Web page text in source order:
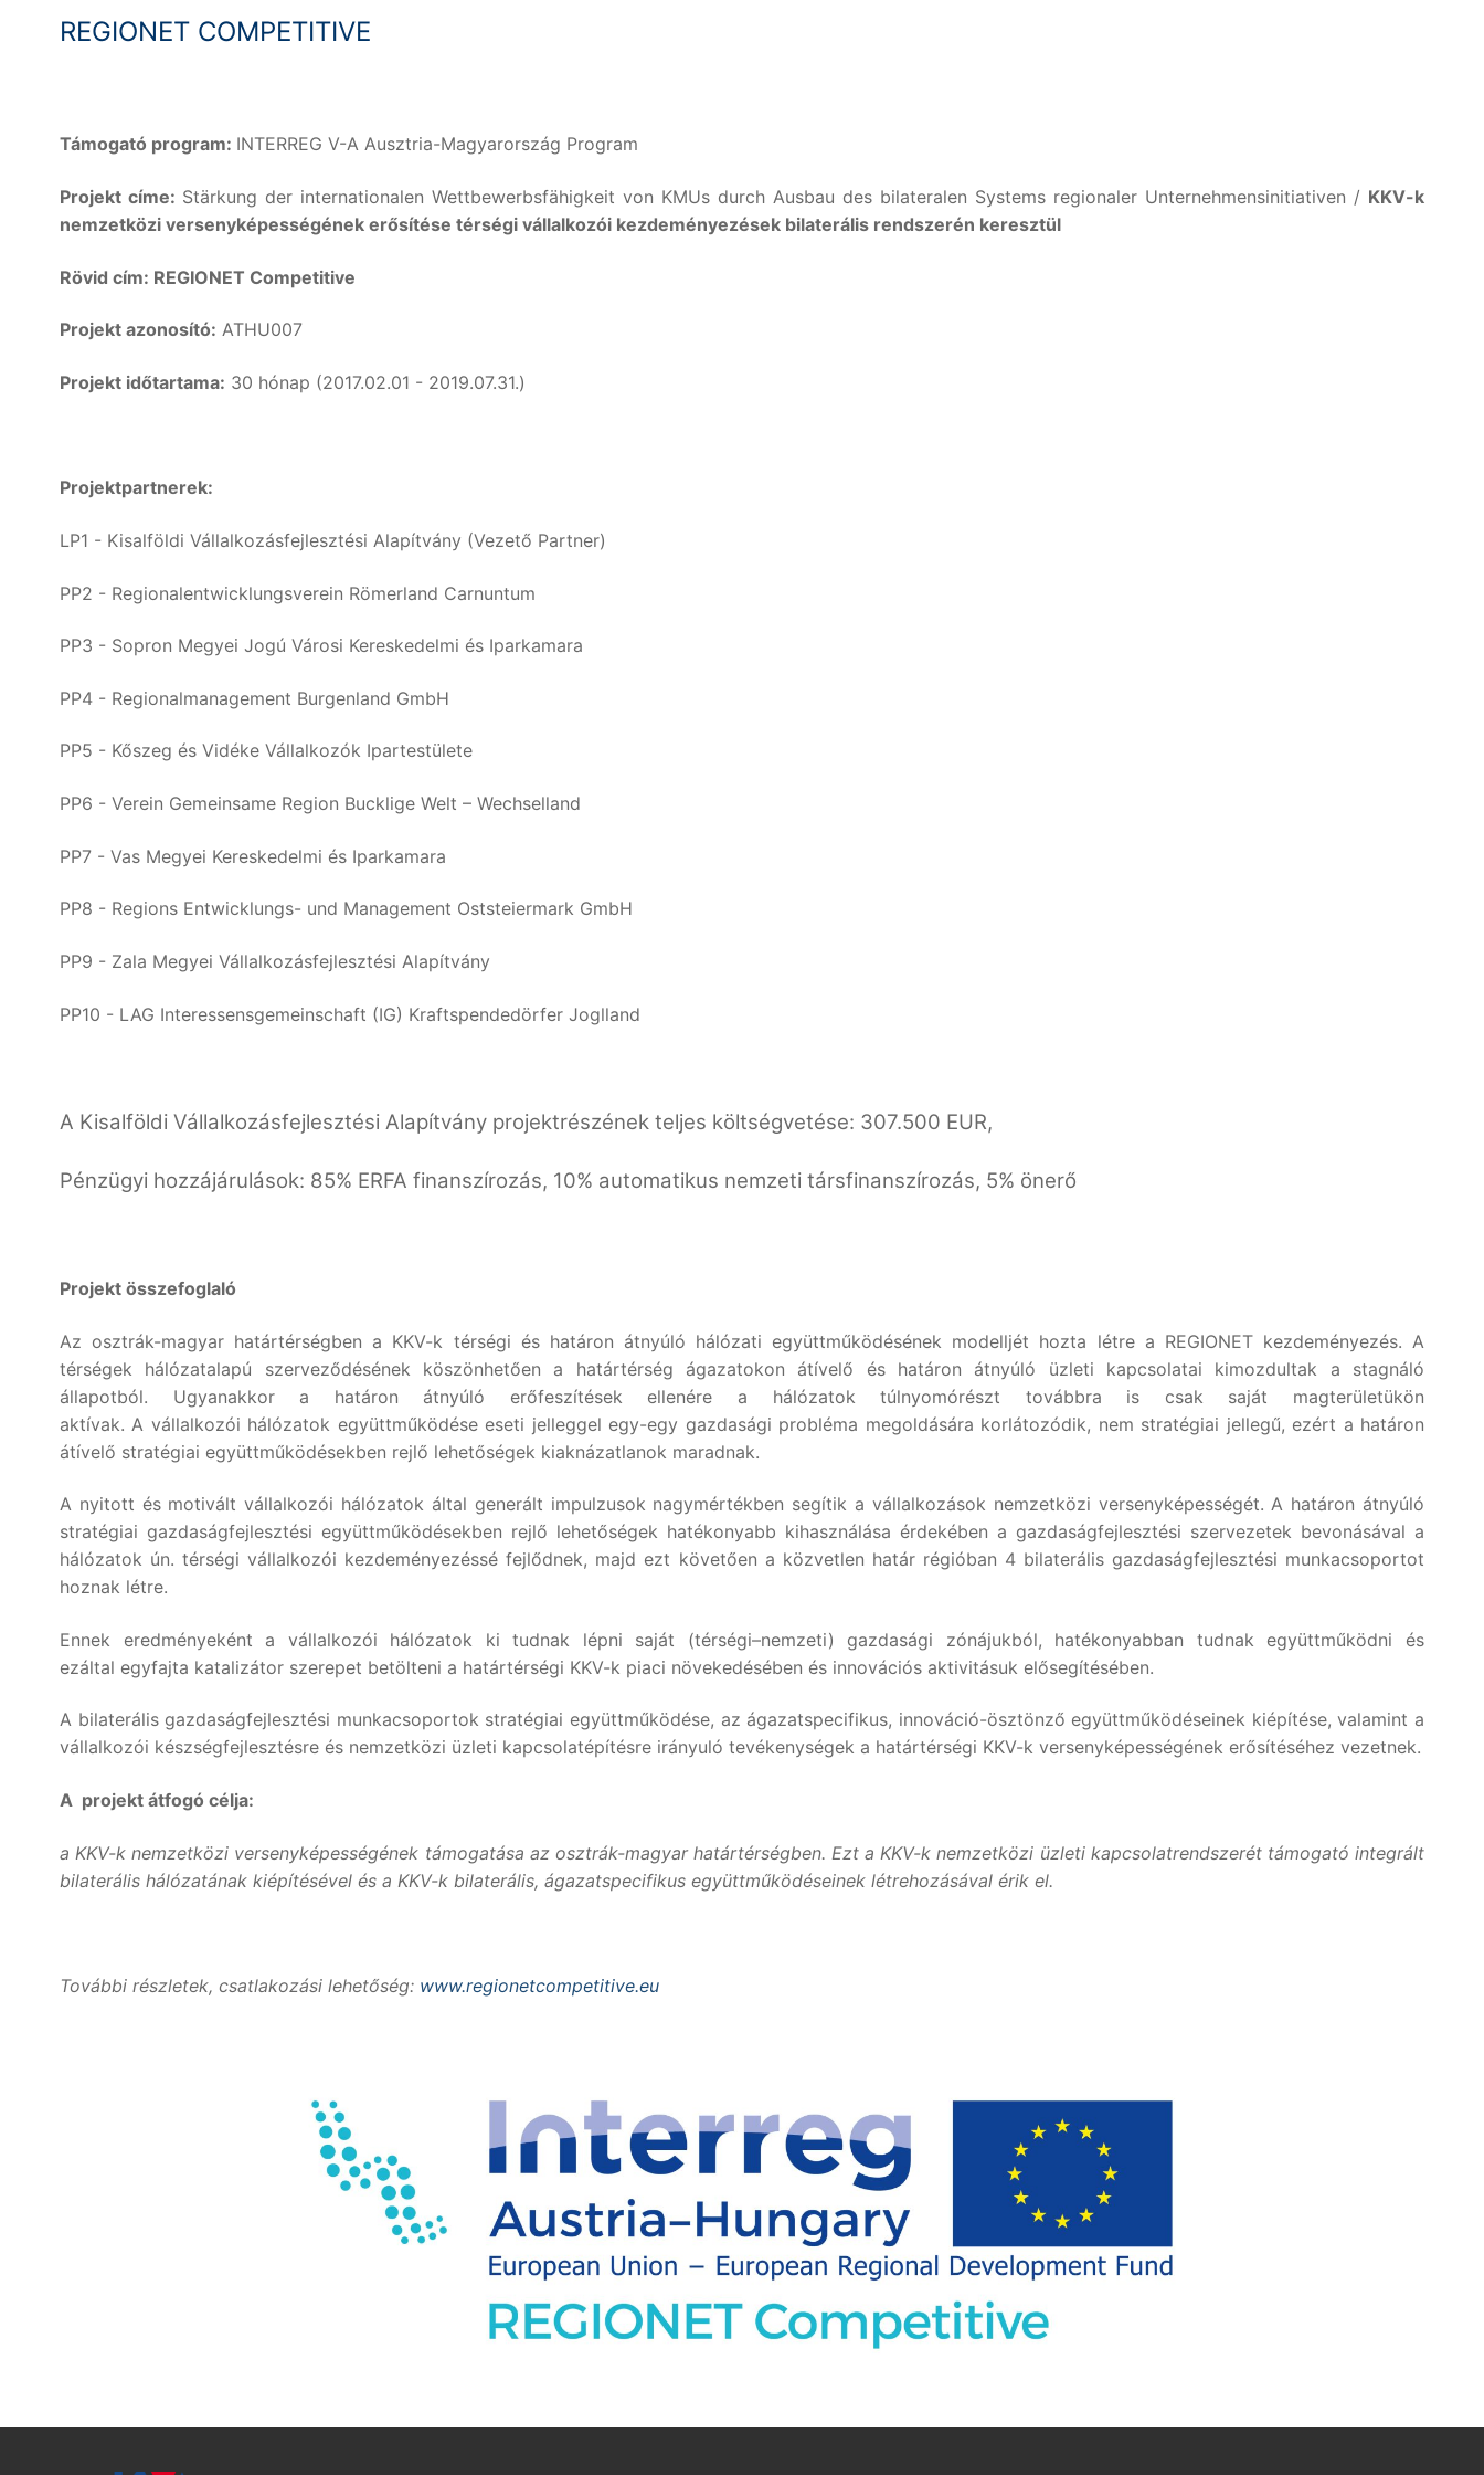
REGIONET COMPETITIVE
Támogató program: INTERREG V-A Ausztria-Magyarország Program
Projekt címe: Stärkung der internationalen Wettbewerbsfähigkeit von KMUs durch Ausbau des bilateralen Systems regionaler Unternehmensinitiativen / KKV-k
nemzetközi versenyképességének erősítése térségi vállalkozói kezdeményezések bilaterális rendszerén keresztül
Rövid cím: REGIONET Competitive
Projekt azonosító: ATHU007
Projekt időtartama: 30 hónap (2017.02.01 - 2019.07.31.)
Projektpartnerek:
LP1 - Kisalföldi Vállalkozásfejlesztési Alapítvány (Vezető Partner)
PP2 - Regionalentwicklungsverein Römerland Carnuntum
PP3 - Sopron Megyei Jogú Városi Kereskedelmi és Iparkamara
PP4 - Regionalmanagement Burgenland GmbH
PP5 - Kőszeg és Vidéke Vállalkozók Ipartestülete
PP6 - Verein Gemeinsame Region Bucklige Welt – Wechselland
PP7 - Vas Megyei Kereskedelmi és Iparkamara
PP8 - Regions Entwicklungs- und Management Oststeiermark GmbH
PP9 - Zala Megyei Vállalkozásfejlesztési Alapítvány
PP10 - LAG Interessensgemeinschaft (IG) Kraftspendedörfer Joglland
A Kisalföldi Vállalkozásfejlesztési Alapítvány projektrészének teljes költségvetése: 307.500 EUR,
Pénzügyi hozzájárulások: 85% ERFA finanszírozás, 10% automatikus nemzeti társfinanszírozás, 5% önerő
Projekt összefoglaló
Az osztrák-magyar határtérségben a KKV-k térségi és határon átnyúló hálózati együttműködésének modelljét hozta létre a REGIONET kezdeményezés. A
térségek hálózatalapú szerveződésének köszönhetően a határtérség ágazatokon átívelő és határon átnyúló üzleti kapcsolatai kimozdultak a stagnáló
állapotból. Ugyanakkor a határon átnyúló erőfeszítések ellenére a hálózatok túlnyomórészt továbbra is csak saját magterületükön
aktívak. A vállalkozói hálózatok együttműködése eseti jelleggel egy-egy gazdasági probléma megoldására korlátozódik, nem stratégiai jellegű, ezért a határon
átívelő stratégiai együttműködésekben rejlő lehetőségek kiaknázatlanok maradnak.
A nyitott és motivált vállalkozói hálózatok által generált impulzusok nagymértékben segítik a vállalkozások nemzetközi versenyképességét. A határon átnyúló
stratégiai gazdaságfejlesztési együttműködésekben rejlő lehetőségek hatékonyabb kihasználása érdekében a gazdaságfejlesztési szervezetek bevonásával a
hálózatok ún. térségi vállalkozói kezdeményezéssé fejlődnek, majd ezt követően a közvetlen határ régióban 4 bilaterális gazdaságfejlesztési munkacsoportot
hoznak létre.
Ennek eredményeként a vállalkozói hálózatok ki tudnak lépni saját (térségi–nemzeti) gazdasági zónájukból, hatékonyabban tudnak együttműködni és
ezáltal egyfajta katalizátor szerepet betölteni a határtérségi KKV-k piaci növekedésében és innovációs aktivitásuk elősegítésében.
A bilaterális gazdaságfejlesztési munkacsoportok stratégiai együttműködése, az ágazatspecifikus, innováció-ösztönző együttműködéseinek kiépítése, valamint a
vállalkozói készségfejlesztésre és nemzetközi üzleti kapcsolatépítésre irányuló tevékenységek a határtérségi KKV-k versenyképességének erősítéséhez vezetnek.
A projekt átfogó célja:
a KKV-k nemzetközi versenyképességének támogatása az osztrák-magyar határtérségben. Ezt a KKV-k nemzetközi üzleti kapcsolatrendszerét támogató integrált
bilaterális hálózatának kiépítésével és a KKV-k bilaterális, ágazatspecifikus együttműködéseinek létrehozásával érik el.
További részletek, csatlakozási lehetőség: www.regionetcompetitive.eu